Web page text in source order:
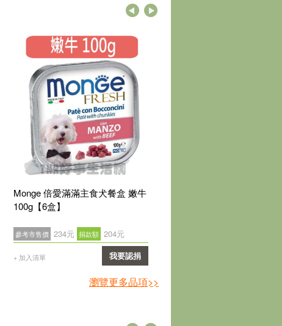
Monge 倍愛滿滿主食犬餐盒 嫩牛
100g【6盒】
參考市售價 234元 捐款額 204元
+ 加入清單 我要認捐
確認
瀏覽更多品項>>